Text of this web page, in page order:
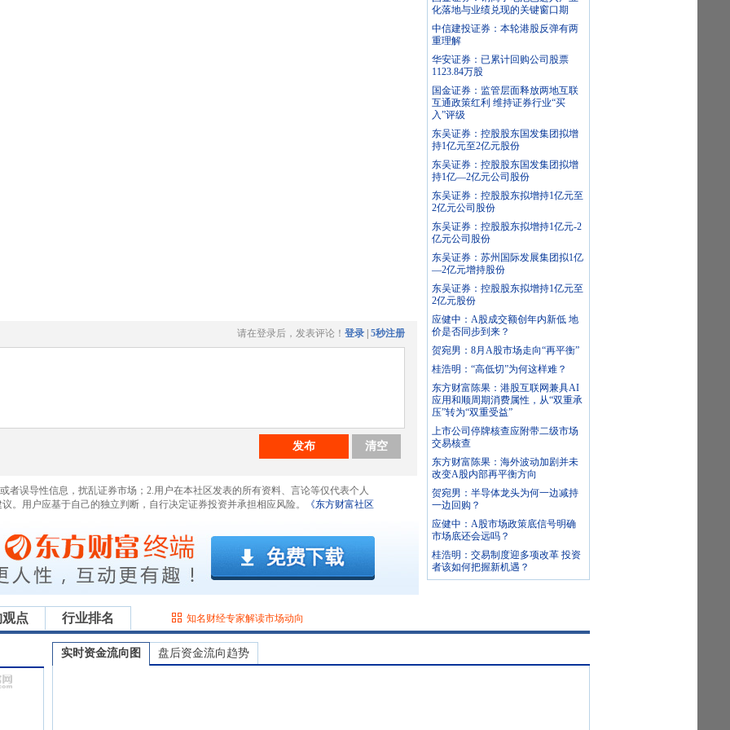
请在登录后，发表评论！ 登录 5秒注册
发布 清空
者误导性信息，扰乱证券市场；2.用户在本社区发表的所有资料、言论等仅代表个人
。用户应基于自己的独立判断，自行决定证券投资并承担相应风险。
《东方财富社区
化落地与业绩兑现的关键窗口期
中信建投证券：本轮港股反弹有两
重理解
华安证券：已累计回购公司股票
1123.84万股
国金证券：监管层面释放两地互联
互通政策红利 维持证券行业“买
入”评级
东吴证券：控股股东国发集团拟增
持1亿元至2亿元股份
东吴证券：控股股东国发集团拟增
持1亿—2亿元公司股份
东吴证券：控股股东拟增持1亿元至
2亿元公司股份
东吴证券：控股股东拟增持1亿元-2
亿元公司股份
东吴证券：苏州国际发展集团拟1亿
—2亿元增持股份
东吴证券：控股股东拟增持1亿元至
2亿元股份
应健中：A股成交额创年内新低 地
价是否同步到来？
贺宛男：8月A股市场走向“再平衡”
桂浩明：“高低切”为何这样难？
东方财富陈果：港股互联网兼具AI
应用和顺周期消费属性，从“双重承
压”转为“双重受益”
上市公司停牌核查应附带二级市场
交易核查
东方财富陈果：海外波动加剧并未
改变A股内部再平衡方向
贺宛男：半导体龙头为何一边减持
一边回购？
应健中：A股市场政策底信号明确
市场底还会远吗？
桂浩明：交易制度迎多项改革 投资
者该如何把握新机遇？
点 行业排名 知名财经专家解读市场动向
实时资金流向图 盘后资金流向趋势